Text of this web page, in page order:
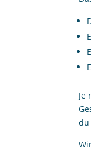
Je
du